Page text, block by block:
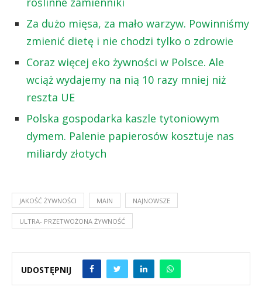
Za dużo mięsa, za mało warzyw. Powinniśmy
zmienić dietę i nie chodzi tylko o zdrowie
Coraz więcej eko żywności w Polsce. Ale
wciąż wydajemy na nią 10 razy mniej niż
reszta UE
Polska gospodarka kaszle tytoniowym
dymem. Palenie papierosów kosztuje nas
miliardy złotych
JAKOŚĆ ŻYWNOŚCI MAIN NAJNOWSZE
ULTRA- PRZETWOŻONA ŻYWNOŚĆ
UDOSTĘPNIJ